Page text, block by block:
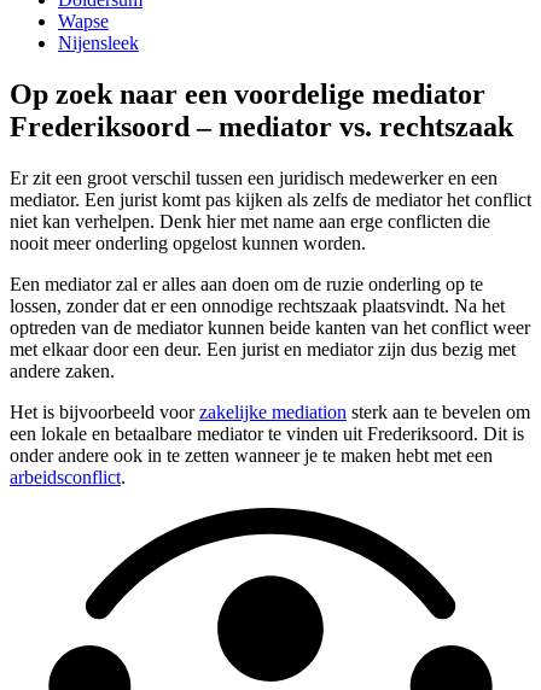
Wapse
Nijensleek
Op zoek naar een voordelige mediator
Frederiksoord – mediator vs. rechtszaak
Er zit een groot verschil tussen een juridisch medewerker en een
mediator. Een jurist komt pas kijken als zelfs de mediator het conflict
niet kan verhelpen. Denk hier met name aan erge conflicten die
nooit meer onderling opgelost kunnen worden.
Een mediator zal er alles aan doen om de ruzie onderling op te
lossen, zonder dat er een onnodige rechtszaak plaatsvindt. Na het
optreden van de mediator kunnen beide kanten van het conflict weer
met elkaar door een deur. Een jurist en mediator zijn dus bezig met
andere zaken.
Het is bijvoorbeeld voorzakelijke mediation sterk aan te bevelen om
een lokale en betaalbare mediator te vinden uit Frederiksoord. Dit is
onder andere ook in te zetten wanneer je te maken hebt met een
arbeidsconflict.